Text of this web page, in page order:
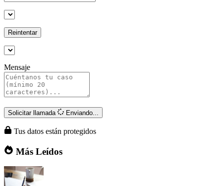
Reintentar
Mensaje
Solicitar llamada Enviando...
Tus datos están protegidos
Más Leídos